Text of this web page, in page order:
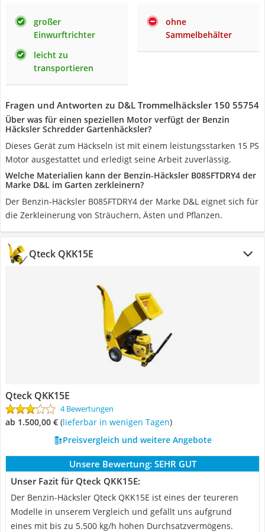
großer
Einwurftrichter
leicht zu
transportieren
ohne
Sammelbehälter
Fragen und Antworten zu D&L Trommelhäcksler 150 55754
Über was für einen speziellen Motor verfügt der Benzin
Häcksler Schredder Gartenhäcksler?
Dieses Gerät zum Häckseln ist mit einem leistungsstarken 15 PS
Motor ausgestattet und erledigt seine Arbeit zuverlässig.
Welche Materialien kann der Benzin-Häcksler B085FTDRY4 der
Marke D&L im Garten zerkleinern?
Der Benzin-Häcksler B085FTDRY4 der Marke D&L eignet sich für
die Zerkleinerung von Sträuchern, Ästen und Pflanzen.
Qteck QKK15E
Qteck QKK15E
4 Bewertungen
ab 1.500,00 € ( Lieferbar in wenigen Tagen)
Preisvergleich und weitere Angebote
Unsere Bewertung: SEHR GUT
Unser Fazit für Qteck QKK15E:
Der Benzin-Häcksler Qteck QKK15E ist eines der teureren
Modelle in unserem Vergleich und gefällt uns aufgrund
eines mit bis zu 5.500 kg/h hohen Durchsatzvermögens.